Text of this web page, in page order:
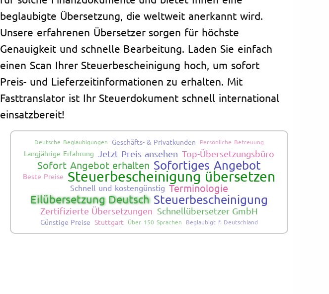
beglaubigte Übersetzung, die weltweit anerkannt wird.
Unsere erfahrenen Übersetzer sorgen für höchste
Genauigkeit und schnelle Bearbeitung. Laden Sie einfach
einen Scan Ihrer Steuerbescheinigung hoch, um sofort
Preis- und Lieferzeitinformationen zu erhalten. Mit
Fasttranslator ist Ihr Steuerdokument schnell international
einsatzbereit!
Deutsche Beglaubigungen Geschäfts- & Privatkunden Persönliche Betreuung
Langjährige Erfahrung Jetzt Preis ansehen Top-Übersetzungsbüro
Sofort Angebot erhalten Sofortiges Angebot
Beste Preise Steuerbescheinigung übersetzen
Schnell und kostengünstig Terminologie
Eilübersetzung Deutsch Steuerbescheinigung
Zertifizierte Übersetzungen Schnellübersetzer GmbH
Günstige Preise Stuttgart Über 150 Sprachen Beglaubigt f. Deutschland